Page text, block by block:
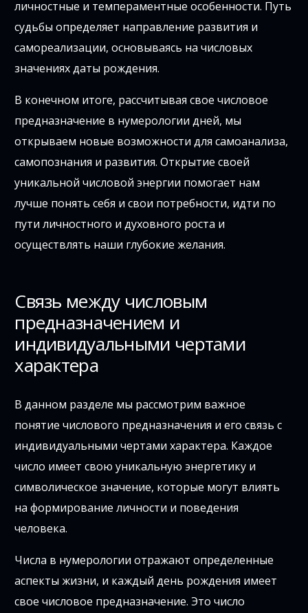
личностные и темпераментные особенности. Путь
судьбы определяет направление развития и
самореализации, основываясь на числовых
значениях даты рождения.
В конечном итоге, рассчитывая свое числовое
предназначение в нумерологии дней, мы
открываем новые возможности для самоанализа,
самопознания и развития. Открытие своей
уникальной числовой энергии помогает нам
лучше понять себя и свои потребности, идти по
пути личностного и духовного роста и
осуществлять наши глубокие желания.
Связь между числовым
предназначением и
индивидуальными чертами
характера
В данном разделе мы рассмотрим важное
понятие числового предназначения и его связь с
индивидуальными чертами характера. Каждое
число имеет свою уникальную энергетику и
символическое значение, которые могут влиять
на формирование личности и поведения
человека.
Числа в нумерологии отражают определенные
аспекты жизни, и каждый день рождения имеет
свое числовое предназначение. Это число